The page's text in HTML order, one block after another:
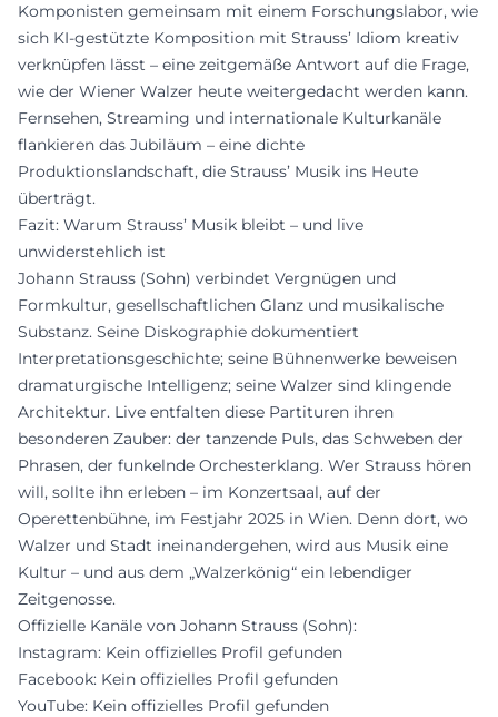
Komponisten gemeinsam mit einem Forschungslabor, wie
sich KI-gestützte Komposition mit Strauss’ Idiom kreativ
verknüpfen lässt – eine zeitgemäße Antwort auf die Frage,
wie der Wiener Walzer heute weitergedacht werden kann.
Fernsehen, Streaming und internationale Kulturkanäle
flankieren das Jubiläum – eine dichte
Produktionslandschaft, die Strauss’ Musik ins Heute
überträgt.
Fazit: Warum Strauss’ Musik bleibt – und live
unwiderstehlich ist
Johann Strauss (Sohn) verbindet Vergnügen und
Formkultur, gesellschaftlichen Glanz und musikalische
Substanz. Seine Diskographie dokumentiert
Interpretationsgeschichte; seine Bühnenwerke beweisen
dramaturgische Intelligenz; seine Walzer sind klingende
Architektur. Live entfalten diese Partituren ihren
besonderen Zauber: der tanzende Puls, das Schweben der
Phrasen, der funkelnde Orchesterklang. Wer Strauss hören
will, sollte ihn erleben – im Konzertsaal, auf der
Operettenbühne, im Festjahr 2025 in Wien. Denn dort, wo
Walzer und Stadt ineinandergehen, wird aus Musik eine
Kultur – und aus dem „Walzerkönig“ ein lebendiger
Zeitgenosse.
Offizielle Kanäle von Johann Strauss (Sohn):
Instagram: Kein offizielles Profil gefunden
Facebook: Kein offizielles Profil gefunden
YouTube: Kein offizielles Profil gefunden